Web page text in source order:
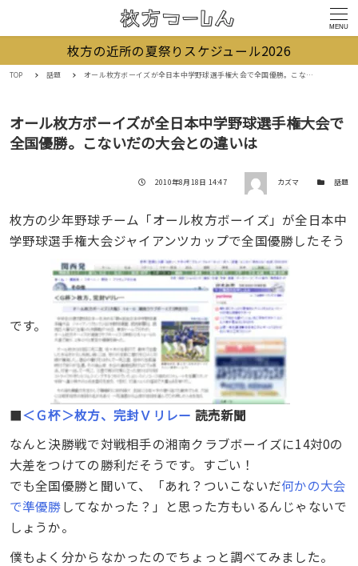
MENU
枚方の近所の夏祭りスケジュール2026
TOP 話題 オール枚方ボーイズが全日本中学野球選手権大会で全国優勝。こないだの大会との違いは
オール枚方ボーイズが全日本中学野球選手権大会で
全国優勝。こないだの大会との違いは
投稿日
2010年8月18日 14:47 著者 カズマ カテゴリー
話題
枚方の少年野球チーム「オール枚方ボーイズ」が全日本中
学野球選手権大会ジャイアンツカップで全国優勝したそう
です。
■＜Ｇ杯＞枚方、完封Ｖリレー 読売新聞
なんと決勝戦で対戦相手の湘南クラブボーイズに14対0の
大差をつけての勝利だそうです。すごい！
でも全国優勝と聞いて、「あれ？ついこないだ何かの大会
で準優勝してなかった？」と思った方もいるんじゃないで
しょうか。
僕もよく分からなかったのでちょっと調べてみました。